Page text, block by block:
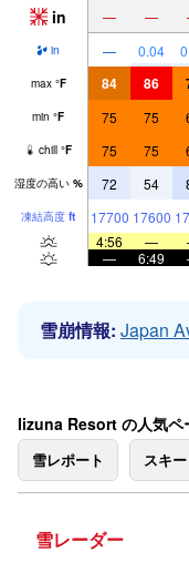
in — —
in — 0.04
max °F 84 86
min °F 75 75
chill °F 75 75
湿度の高い % 72 54
凍結高度 ft 17700 17600
4:56
—
—
6:49
雪崩情報: Japan
Iizuna Resort の人気ペ
雪レポート スキ
雪レーダー